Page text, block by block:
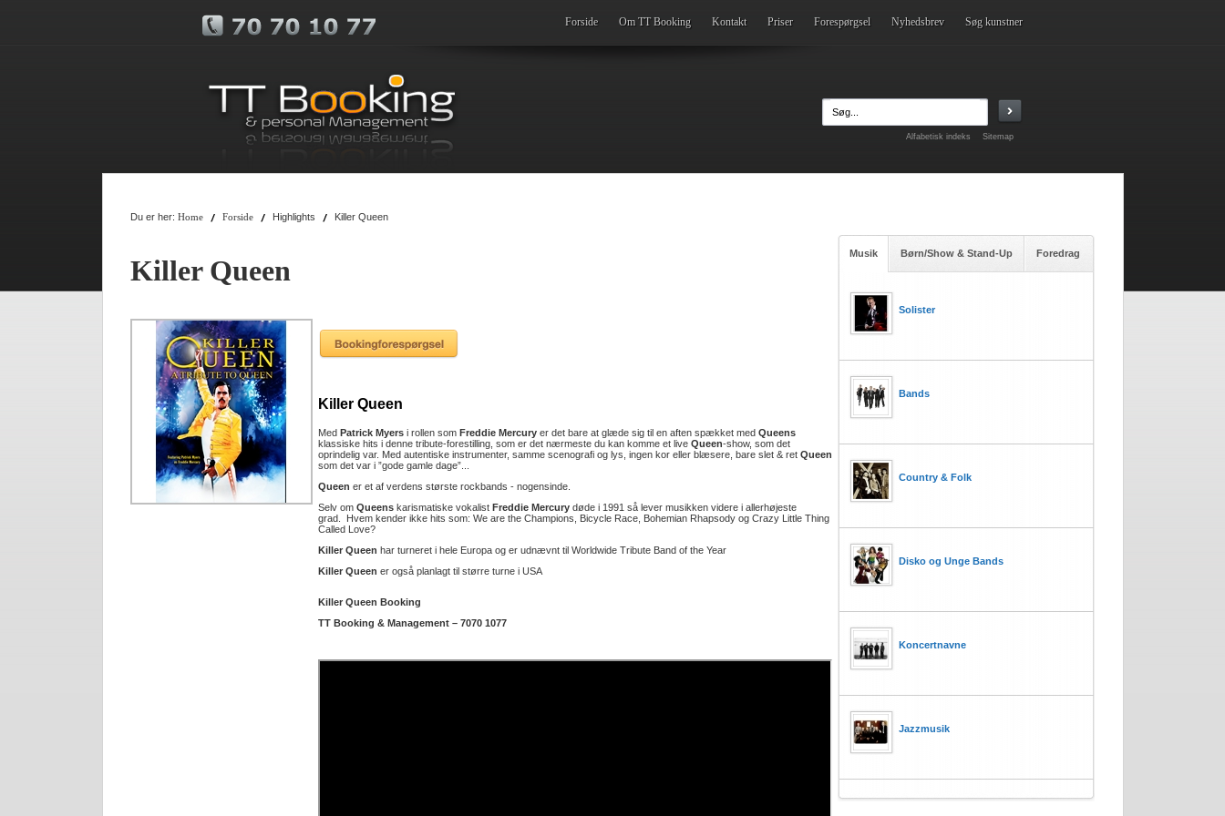
Forside Om TT Booking Kontakt Priser Forespørgsel Nyhedsbrev Søg kunstner
Alfabetisk indeks Sitemap
Du er her: Home Forside Highlights Killer Queen
Killer Queen
Killer Queen
Med Patrick Myersi rollen som Freddie Mercuryer det bare at glæde sig til en aften spækket med Queens
klassiske hits i denne tribute-forestilling, som er det nærmeste du kan komme et live Queen-show, som det
oprindelig var. Med autentiske instrumenter, samme scenografi og lys, ingen kor eller blæsere, bare slet & ret Queen
som det var i ”gode gamle dage”...
Queen er et af verdens største rockbands - nogensinde.
Selv om Queenskarismatiske vokalist Freddie Mercurydøde i 1991 så lever musikken videre i allerhøjeste
grad. Hvem kender ikke hits som: We are the Champions, Bicycle Race, Bohemian Rhapsody og Crazy Little Thing
Called Love?
Killer Queen har turneret i hele Europa og er udnævnt til Worldwide Tribute Band of the Year
Killer Queen er også planlagt til større turne i USA
Killer Queen Booking
TT Booking & Management – 7070 1077
Musik Børn/Show & Stand-Up Foredrag
Solister
Bands
Country & Folk
Disko og Unge Bands
Koncertnavne
Jazzmusik